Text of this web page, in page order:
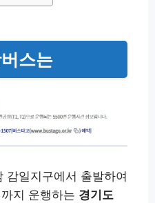
스는
일지구에서 출발하여
지 운행하는 경기도